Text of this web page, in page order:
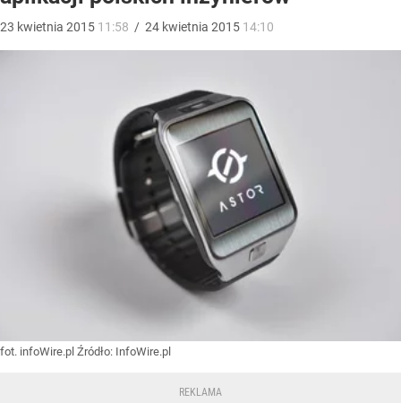
23 kwietnia 2015 11:58 / 24 kwietnia 2015 14:10
fot. infoWire.pl Źródło: InfoWire.pl